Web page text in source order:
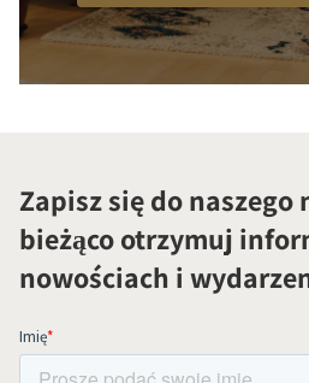
Zapisz się do
bieżąco otrzymuj
nowościach i